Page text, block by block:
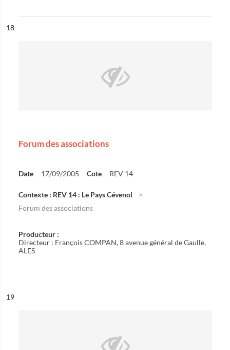
n°
18
Forum des associations
Date 17/09/2005 Cote REV 14
Contexte : REV 14 : Le Pays Cévenol
Forum des associations
Producteur :
Directeur : François COMPAN, 8 avenue général de Gaulle,
ALES
n°
19